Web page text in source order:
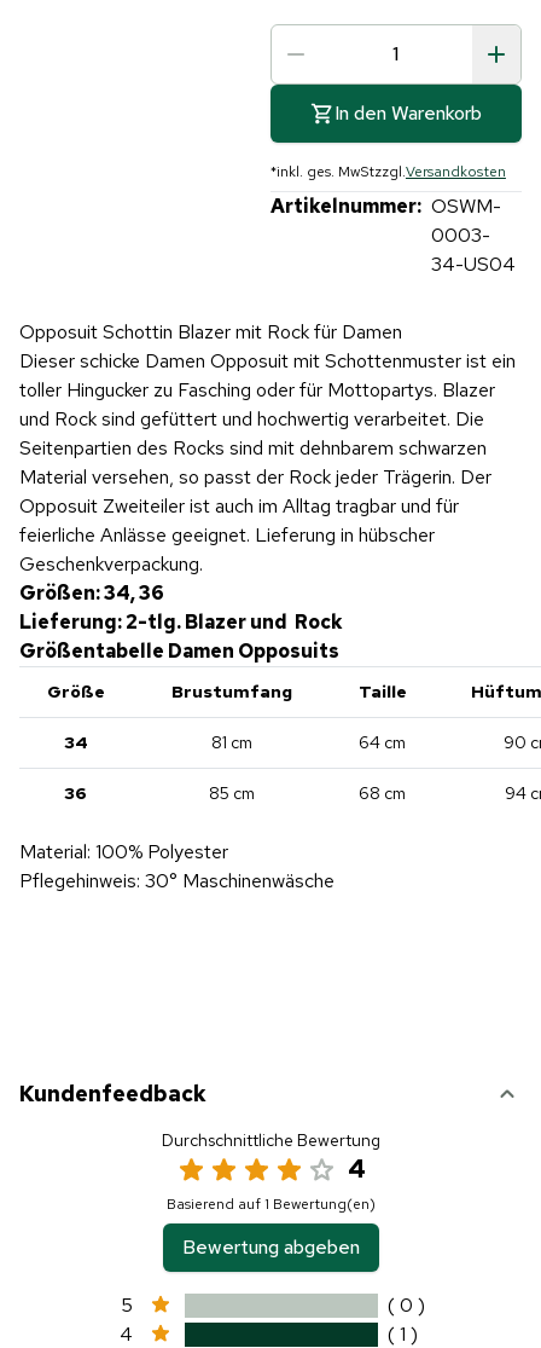
In den Warenkorb
*inkl. ges. MwStzzgl.Versandkosten
Artikelnummer: OSWM-
0003-
34-US04
Opposuit Schottin Blazer mit Rock für Damen
Dieser schicke Damen Opposuit mit Schottenmuster ist ein
toller Hingucker zu Fasching oder für Mottopartys. Blazer
und Rock sind gefüttert und hochwertig verarbeitet. Die
Seitenpartien des Rocks sind mit dehnbarem schwarzen
Material versehen, so passt der Rock jeder Trägerin. Der
Opposuit Zweiteiler ist auch im Alltag tragbar und für
feierliche Anlässe geeignet. Lieferung in hübscher
Geschenkverpackung.
Größen: 34, 36
Lieferung: 2-tlg. Blazer und Rock
Größentabelle Damen Opposuits
Größe Brustumfang Taille
34 81 cm 64 cm 90
36 85 cm 68 cm 94
Material: 100% Polyester
Pflegehinweis: 30° Maschinenwäsche
Kundenfeedback
Durchschnittliche Bewertung
4
Basierend auf 1 Bewertung(en)
Bewertung abgeben
5
( 0 )
4
( 1 )